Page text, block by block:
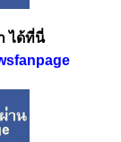
ได้ที่นี่